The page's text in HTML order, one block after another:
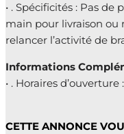
• . Spécificités : Pas
main pour livraison ou
relancer l’activité de
Informations
• . Horaires
CETTE ANNONCE